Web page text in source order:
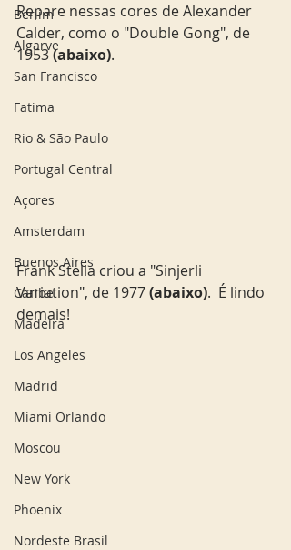
Berlim
Algarve
San Francisco
Fatima
Rio & São Paulo
Portugal Central
Açores
Amsterdam
Buenos Aires
Caribe
Madeira
Los Angeles
Madrid
Miami Orlando
Moscou
New York
Phoenix
Nordeste Brasil
Repare nessas cores de Alexander
Calder, como o "Double Gong", de
1953 (abaixo).
Frank Stella criou a "Sinjerli
Variation", de 1977 (abaixo).  É lindo
demais!